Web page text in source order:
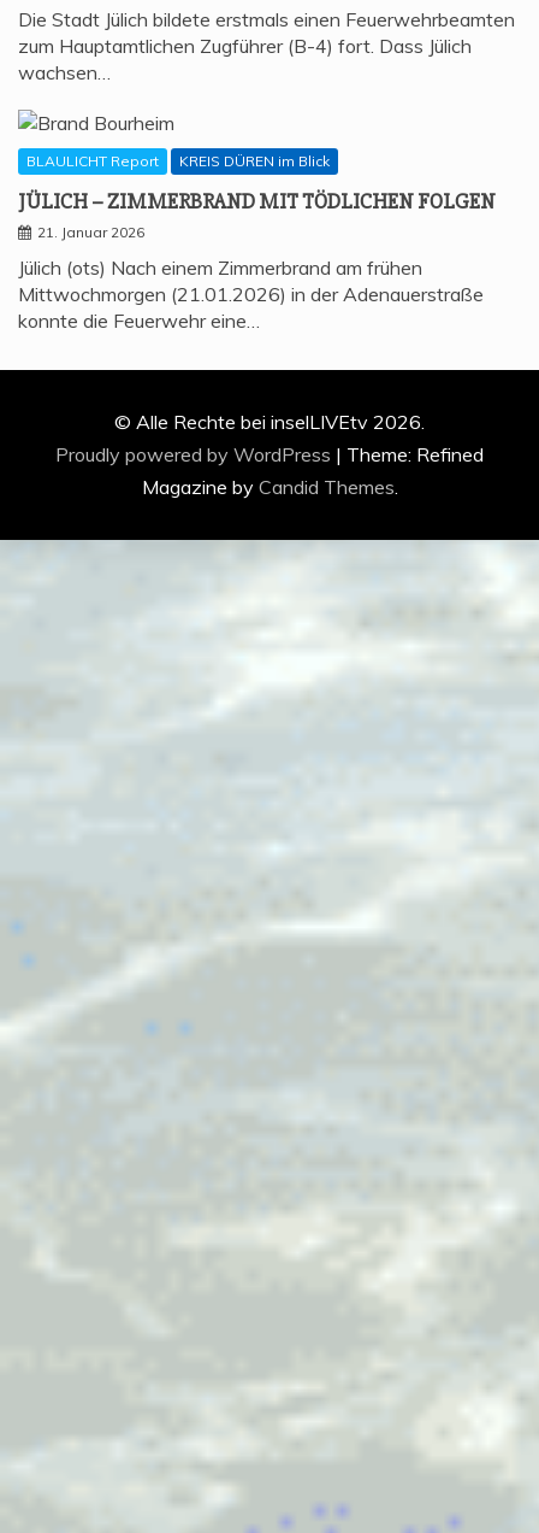
Die Stadt Jülich bildete erstmals einen Feuerwehrbeamten
zum Hauptamtlichen Zugführer (B-4) fort. Dass Jülich
wachsen…
BLAULICHT Report KREIS DÜREN im Blick
JÜLICH – ZIM­MER­BRAND MIT TÖD­LI­CHEN FOLGEN
21. Januar 2026
Jülich (ots) Nach einem Zimmerbrand am frühen
Mittwochmorgen (21.01.2026) in der Adenauerstraße
konnte die Feuerwehr eine…
© Alle Rechte bei inselLIVEtv 2026.
Proudly powered by WordPress | Theme: Refined
Magazine by Candid Themes